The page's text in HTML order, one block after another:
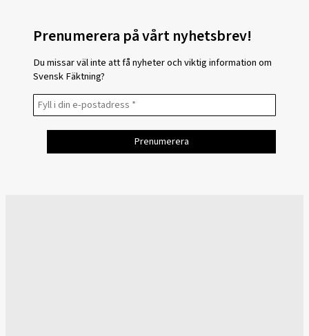
Prenumerera på vårt nyhetsbrev!
Du missar väl inte att få nyheter och viktig information om
Svensk Fäktning?